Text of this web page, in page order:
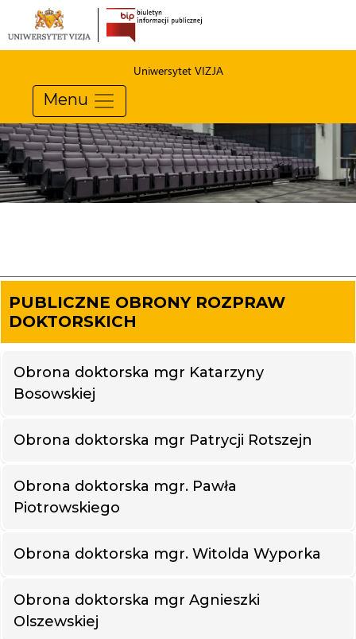
Uniwersytet VIZJA
Menu
PUBLICZNE OBRONY ROZPRAW
DOKTORSKICH
Obrona doktorska mgr Katarzyny
Bosowskiej
Obrona doktorska mgr Patrycji Rotszejn
Obrona doktorska mgr. Pawła
Piotrowskiego
Obrona doktorska mgr. Witolda Wyporka
Obrona doktorska mgr Agnieszki
Olszewskiej